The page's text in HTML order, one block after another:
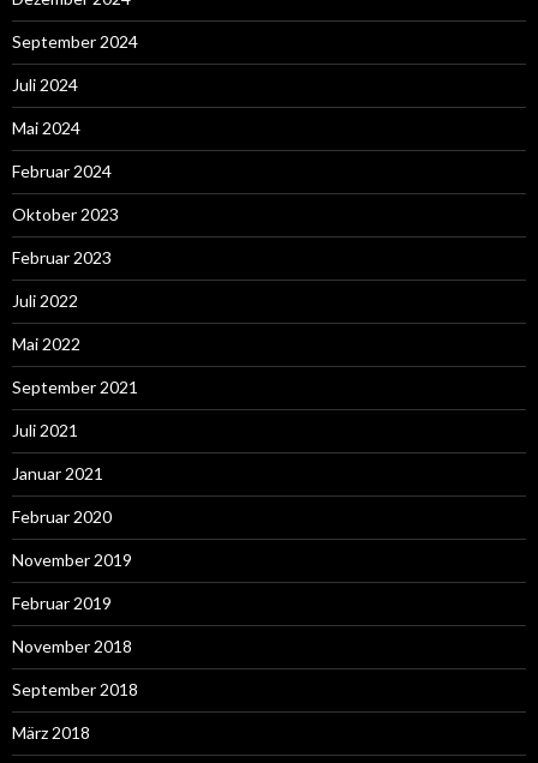
September 2024
Juli 2024
Mai 2024
Februar 2024
Oktober 2023
Februar 2023
Juli 2022
Mai 2022
September 2021
Juli 2021
Januar 2021
Februar 2020
November 2019
Februar 2019
November 2018
September 2018
März 2018